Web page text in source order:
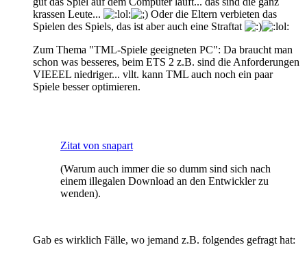
krassen Leute...
Oder die Eltern verbieten das
Spielen des Spiels, das ist aber auch eine Straftat
Zum Thema "TML-Spiele geeigneten PC": Da braucht man
schon was besseres, beim ETS 2 z.B. sind die Anforderungen
VIEEEL niedriger... vllt. kann TML auch noch ein paar
Spiele besser optimieren.
Zitat von snapart
(Warum auch immer die so dumm sind sich nach
einem illegalen Download an den Entwickler zu
wenden).
Gab es wirklich Fälle, wo jemand z.B. folgendes gefragt hat: